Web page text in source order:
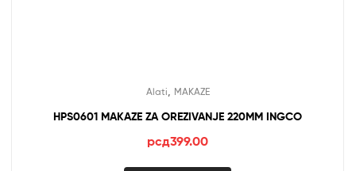
Alati MAKAZE
HPS0601 MAKAZE ZA OREZIVANJE 220MM INGCO
рсд399.00